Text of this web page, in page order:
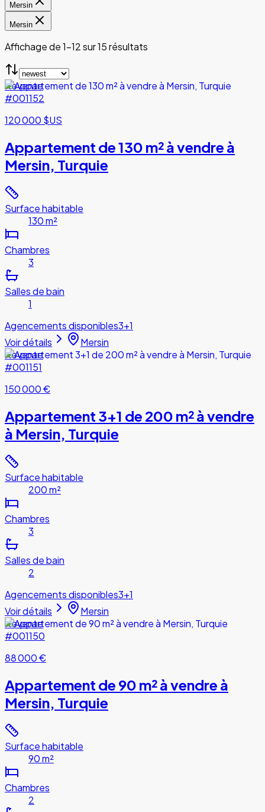
Mersin
Mersin
Affichage de 1-12 sur 15 résultats
Revente
#001152
120 000 $US
Appartement de 130 m² à vendre à
Mersin, Turquie
Surface habitable
130 m²
Chambres
3
Salles de bain
1
Agencements disponibles3+1
Voir détails
Mersin
Revente
#001151
150 000 €
Appartement 3+1 de 200 m² à vendre
à Mersin, Turquie
Surface habitable
200 m²
Chambres
3
Salles de bain
2
Agencements disponibles3+1
Voir détails
Mersin
Revente
#001150
88 000 €
Appartement de 90 m² à vendre à
Mersin, Turquie
Surface habitable
90 m²
Chambres
2